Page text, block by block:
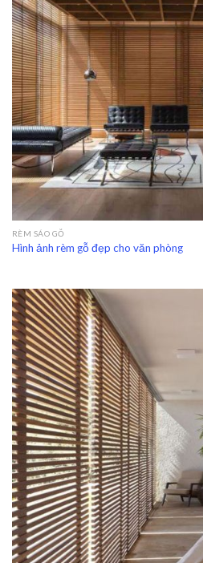
RÈM SÁO GỖ
Hình ảnh rèm gỗ đẹp cho văn phòng